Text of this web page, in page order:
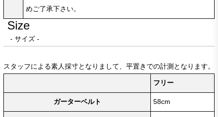
めご了承下さい。
Size
- サイズ -
スタッフによる素人採寸となりまして、平置きでの計測となります。
フリー
ガーターベルト 58cm